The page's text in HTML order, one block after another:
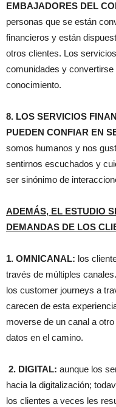
EMBAJADORES DEL
personas que se están
financieros y están
otros clientes. Los
comunidades y
conocimiento.
8. LOS SERVICIOS
PUEDEN CONFIAR EN
somos humanos y nos
sentirnos escuchados y
ser sinónimo de
ADEMÁS, EL ESTUDIO
DEMANDAS DE LOS
1. OMNICANAL: los
través de múltiples
los customer journeys a
carecen de esta
moverse de un canal a
datos en el camino.
2. DIGITAL: aunque los
hacia la digitalización;
los clientes a veces les